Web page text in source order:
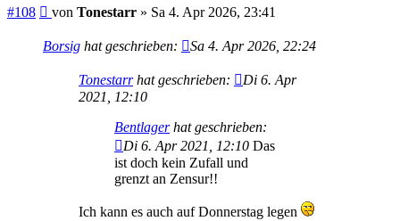
#108 Beitrag
von Tonestarr » Sa 4. Apr 2026, 23:41
Borsig hat geschrieben: Sa 4. Apr 2026, 22:24
Tonestarrhat geschrieben:
Di 6. Apr
2021, 12:10
Bentlagerhat geschrieben:
Di 6. Apr 2021, 12:10 Das
ist doch kein Zufall und
grenzt an Zensur!!
Ich kann es auch auf Donnerstag legen